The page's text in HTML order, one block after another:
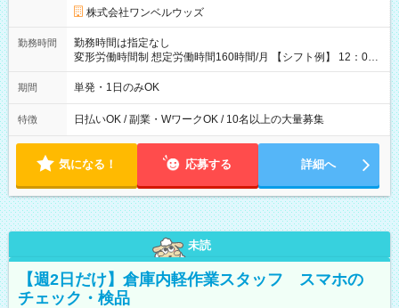
株式会社ワンベルウッズ
勤務時間
勤務時間は指定なし
変形労働時間制 想定労働時間160時間/月 【シフト例】 12：00
～22：00
期間 単発・1日のみOK
特徴 日払いOK / 副業・WワークOK / 10名以上の大量募集
気になる！ 応募する 詳細へ
未読
【週2日だけ】倉庫内軽作業スタッフ スマホの
チェック・検品